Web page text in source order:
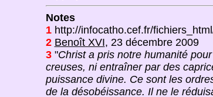
Notes
1http://infocatho.cef.fr/
2 Benoît XVI, 23 décembre 2009
3"Christ a pris notre humanité
creuses, ni entraîner par des
puissance divine. Ce sont les
de la désobéissance. Il ne le